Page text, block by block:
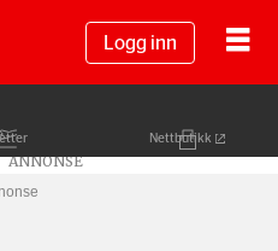
Logg inn
Nettbutikk